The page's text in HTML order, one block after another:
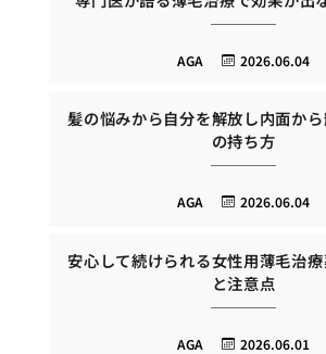
2026.06.04
AGA
髪の悩みから自分を解放し内面か
の持ち方
2026.06.04
AGA
安心して続けられる女性用薄毛治
と注意点
2026.06.01
AGA